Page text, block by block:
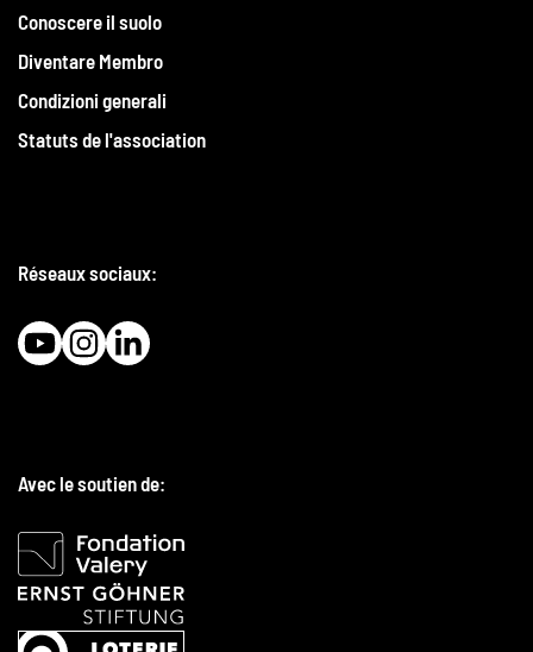
Conoscere il suolo
Diventare Membro
Condizioni generali
Statuts de l'association
Réseaux sociaux:
Avec le soutien de: